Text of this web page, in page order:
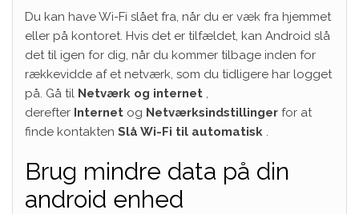
Du kan have Wi-Fi slået fra, når du er væk fra hjemmet
eller på kontoret. Hvis det er tilfældet, kan Android slå
det til igen for dig, når du kommer tilbage inden for
rækkevidde af et netværk, som du tidligere har logget
på. Gå til Netværk og internet ,
derefter Internet og Netværksindstillinger for at
finde kontakten Slå Wi-Fi til automatisk .
Brug mindre data på din
android enhed